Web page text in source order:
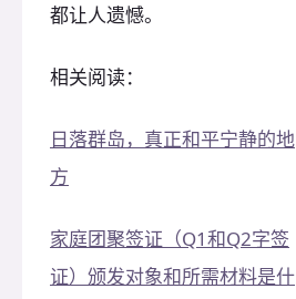
都让人遗憾。
相关阅读：
日落群岛，真正和平宁静的地
方
家庭团聚签证（Q1和Q2字签
证）颁发对象和所需材料是什